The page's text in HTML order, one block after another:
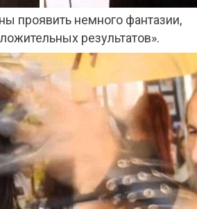
проявить немного фантазии,
результатов».